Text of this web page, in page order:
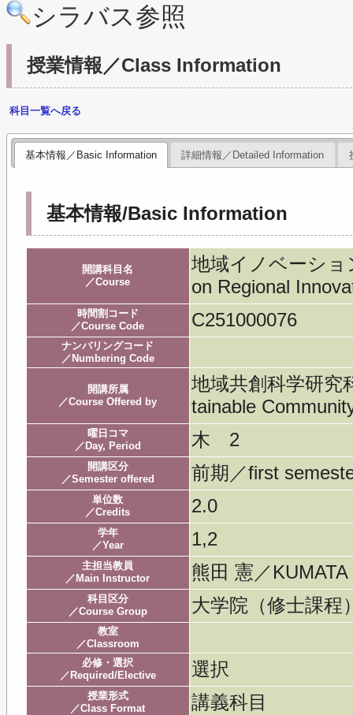
シラバス参照
授業情報／Class Information
科目一覧へ戻る
基本情報／Basic Information 詳細情報／Detailed Information
基本情報/Basic Information
開講科目名
／Course
地域イノベーショ
on Regional
時間割コード
／Course Code
C251000076
ナンバリングコード
／Numbering Code
開講所属
／Course Offered by
地域共創科学研究
tainable
曜日コマ
／Day, Period
木 2
開講区分
／Semester offered
前期／first
単位数
／Credits
2.0
学年
／Year
1,2
主担当教員
／Main Instructor
熊田 憲／
科目区分
／Course Group
大学院（修士課
教室
／Classroom
必修・選択
／Required/Elective
選択
授業形式
／Class Format
講義科目